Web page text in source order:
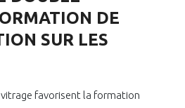
DE
SUR LES
favorisent la formation